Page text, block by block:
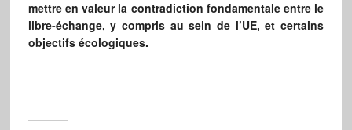
mettre en valeur la contradiction fondamentale entre le
libre-échange, y compris au sein de l’UE, et certains
objectifs écologiques.